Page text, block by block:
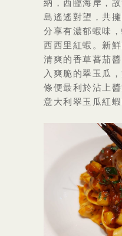
納，西臨海岸，
島遙遙對望，共
分享有濃郁蝦味
西西里紅蝦。新
清爽的香草蕃茄
入爽脆的翠玉瓜
條便最利於沾上
意大利翠玉瓜紅